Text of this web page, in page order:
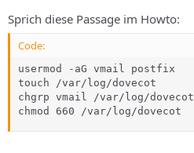
Sprich diese Passage im Howto:
Code:
usermod -aG vmail postfix
touch /var/log/dovecot
chgrp vmail /var/log/dovecot
chmod 660 /var/log/dovecot